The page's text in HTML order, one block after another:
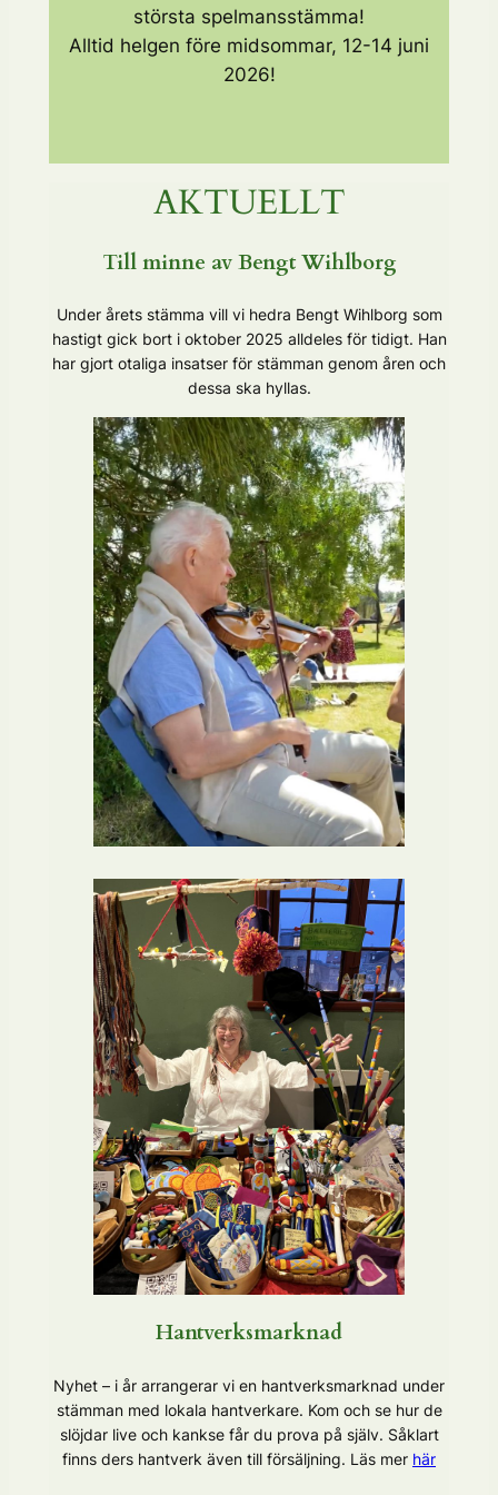
största spelmansstämma!
Alltid helgen före midsommar, 12-14 juni
2026!
AKTUELLT
Till minne av Bengt Wihlborg
Under årets stämma vill vi hedra Bengt Wihlborg som
hastigt gick bort i oktober 2025 alldeles för tidigt. Han
har gjort otaliga insatser för stämman genom åren och
dessa ska hyllas.
Hantverksmarknad
Nyhet – i år arrangerar vi en hantverksmarknad under
stämman med lokala hantverkare. Kom och se hur de
slöjdar live och kankse får du prova på själv. Såklart
finns ders hantverk även till försäljning. Läs mer här